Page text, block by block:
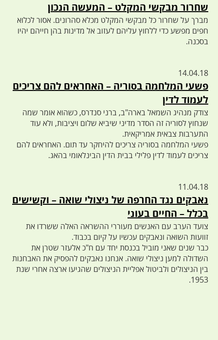
שחרור מבקשי המקלט – המעשה הנכון
מברך על שחרור כל מבקשי המקלט מכלא סהרונים. אסור לכלוא
חפים מפשע כדי ללחוץ עליהם לעזוב אל מדינות בהן חייהם יהיו
בסכנה.
14.04.18
פשעי המלחמה בסוריה – האחראים להם צריכים
לעמוד לדין
צודק מנהיג השמאל בארה"ב, ברני סנדרס, כשהוא אומר שמה
שנחוץ לסוריה זה הסדר מדיני שיביא שלום ויציבות, ולא עוד
התערבות צבאית אמריקאית.
פשעי המלחמה בסוריה צריכים להיחקר עד תום. האחראים להם
צריכים לעמוד לדין פלילי בבית הדין הבינלאומי בהאג.
11.04.18
נאבקים נגד החרפה של ניצולי שואה – וקשישים
בכלל – החיים בעוני
צועד הערב עם האנשים מעוררי ההשראה האלה ששרדו את
זוועות השואה ונאבקים עכשיו על קיום בכבוד.
כבר שנים שאני מוביל בכנסת יחד עם ח"כ אלעזר שטרן את
השדולה למען ניצולי שואה. אנחנו נאבקים להפסיק את האבחנות
בין הניצולים ולביטול אפליית הניצולים שהגיעו ארצה אחרי שנת
1953.